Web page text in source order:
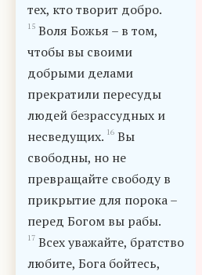
тех, кто творит добро.
15 Воля Божья – в том,
чтобы вы своими
добрыми делами
прекратили пересуды
людей безрассудных и
несведущих. 16 Вы
свободны, но не
превращайте свободу в
прикрытие для порока –
перед Богом вы рабы.
17 Всех уважайте, братство
любите, Бога бойтесь,